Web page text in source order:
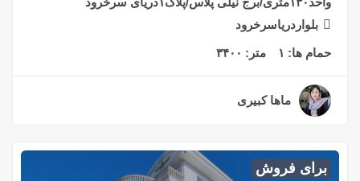
بلواردریاسرخرود
حمام ها: ۱ متر: ۳۴۰۰
ماها کبیری
برای فروش